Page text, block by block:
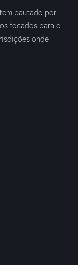
pautado por
focados para o
onde